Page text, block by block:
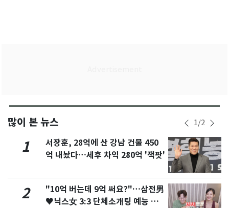
많이 본 뉴스 1/2
1
서장훈, 28억에 산 강남 건물 450
억 내놨다…세후 차익 280억 '잭팟'
2
"10억 버는데 9억 써요?"…삼전男
♥닉스女 3:3 단체소개팅 예능 화